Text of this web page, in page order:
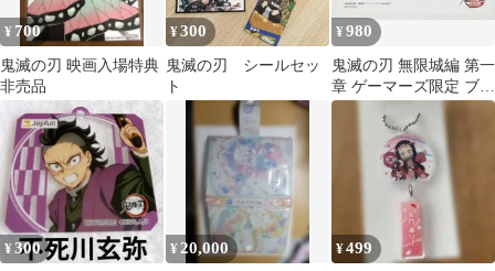
¥ 700
鬼滅の刃 映画入場特典
非売品
¥300
鬼滅の刃 シールセッ
ト
¥980
鬼滅の刃 無限城編 第一
章 ゲーマーズ限定 ブロ
マイド 猗窩座 非売品
¥300 ¥ 20,000 ¥499